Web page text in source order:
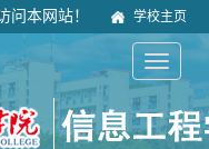
问本网站！ 学校主页